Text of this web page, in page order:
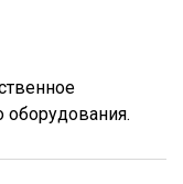
оборудования.